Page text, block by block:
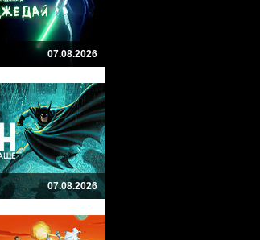
07.08.2026
07.08.2026